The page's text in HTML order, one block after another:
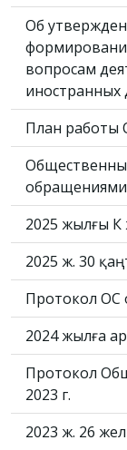
Об
вопросам
иностранных
План работы
2025 жылғы
2025 ж. 30
Протокол ОС
2024 жылға
Протокол
2023 г.
2023 ж. 26